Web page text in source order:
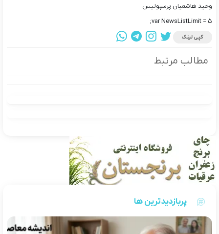
وحید هاشمیان پرسپوليس
var NewsListLimit = 5;
کپی لینک
مطالب مرتبط
پربازدیدترین ها